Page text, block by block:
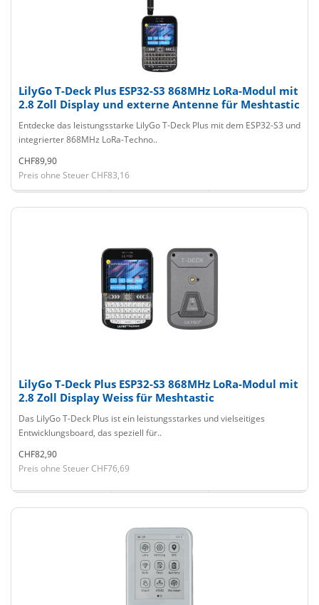
LilyGo T-Deck Plus ESP32-S3 868MHz LoRa-Modul mit
2.8 Zoll Display und externe Antenne für Meshtastic
Entdecke das leistungsstarke LilyGo T-Deck Plus mit dem ESP32-S3 und
integrierter 868MHz LoRa-Techno..
CHF89,90
Preis ohne Steuer CHF83,16
LilyGo T-Deck Plus ESP32-S3 868MHz LoRa-Modul mit
2.8 Zoll Display Weiss für Meshtastic
Das LilyGo T-Deck Plus ist ein leistungsstarkes und vielseitiges
Entwicklungsboard, das speziell für..
CHF82,90
Preis ohne Steuer CHF76,69